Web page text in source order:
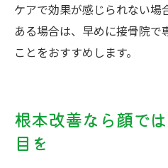
ケアで効果が感じられない
ある場合は、早めに接骨院
ことをおすすめします。
根本改善なら顔で
目を